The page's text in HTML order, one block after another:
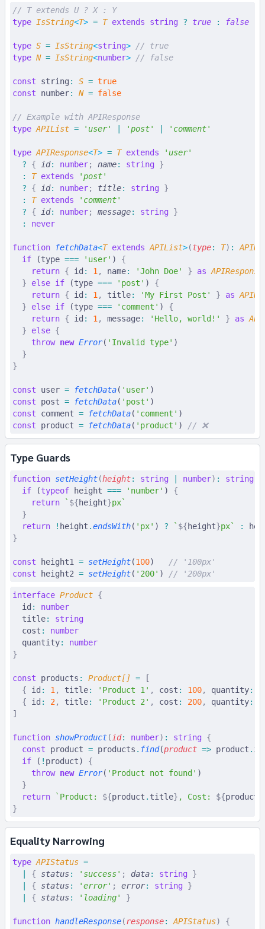
// T extends U ? X : Y
type IsString<T> = T extends string ? true : false
type S = IsString<string> // true
type N = IsString<number> // false
const string : S = true
const number: N = false
// Example with APIResponse
type APIList = ' user' 'post' ' comment'
type APIResponse<T> = T extends ' user'
  ?
{ id: number; name: string }
  :
T extends 'post'
  ?
{ id: number; title: string }
  :
T extends ' comment'
  ?
{ id: number; message: string }
  :
never
function fetchData<T extends APIList>(type: T) :
  if
(type === 'user' ) {
    return
{ id : 1 , name: 'John Doe' } as APIResponse
  }
else if (type === 'post' ) {
    return
{ id : 1 , title: 'My First Post' } as
  }
else if (type === 'comment' ) {
    return
{ id : 1 , message: 'Hello, world!' } as
  }
else {
    throw
new Error( 'Invalid type' )
  }
}
const user = fetchData( 'user' )
const post = fetchData( 'post' )
const comment = fetchData( 'comment' )
const product = fetchData( 'product' ) // ❌
Type Guards
function setHeight(height: string number) : string
  if
(typeof height === 'number' ) {
    return
` ${height}px`
  }
  return
! height .endsWith( 'px' ) ? ` ${height}px` :
}
const height1 = setHeight(100)
// '100px'
const height2 = setHeight( '200' ) // '200px'
interface Product {
  id
:
number
  title
:
string
  cost
:
number
  quantity
:
number
}
const products : Product[] = [
  {
id : 1 , title: 'Product 1' , cost : 100, quantity:
  {
id : 2 , title: 'Product 2' , cost : 200, quantity:
]
function showProduct( id: number) : string {
  const
product = products . find(product => product .
  if
( ! product) {
    throw
new Error( 'Product not found' )
  }
  return
`Product: ${product . title} , Cost: ${product
}
Equality Narrowing
type APIStatus =
{ status: ' success' ; data: string }
{ status: 'error' ; error: string }
{ status: ' loading' }
function handleResponse(response: APIStatus)
{